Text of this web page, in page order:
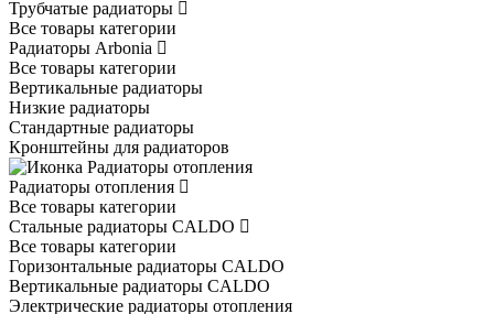
Трубчатые радиаторы
Все товары категории
Радиаторы Arbonia
Все товары категории
Вертикальные радиаторы
Низкие радиаторы
Стандартные радиаторы
Кронштейны для радиаторов
Радиаторы отопления
Все товары категории
Стальные радиаторы CALDO
Все товары категории
Горизонтальные радиаторы CALDO
Вертикальные радиаторы CALDO
Электрические радиаторы отопления